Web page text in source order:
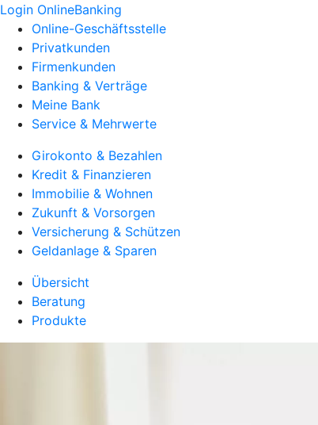
Login OnlineBanking
Online-Geschäftsstelle
Privatkunden
Firmenkunden
Banking & Verträge
Meine Bank
Service & Mehrwerte
Girokonto & Bezahlen
Kredit & Finanzieren
Immobilie & Wohnen
Zukunft & Vorsorgen
Versicherung & Schützen
Geldanlage & Sparen
Übersicht
Beratung
Produkte